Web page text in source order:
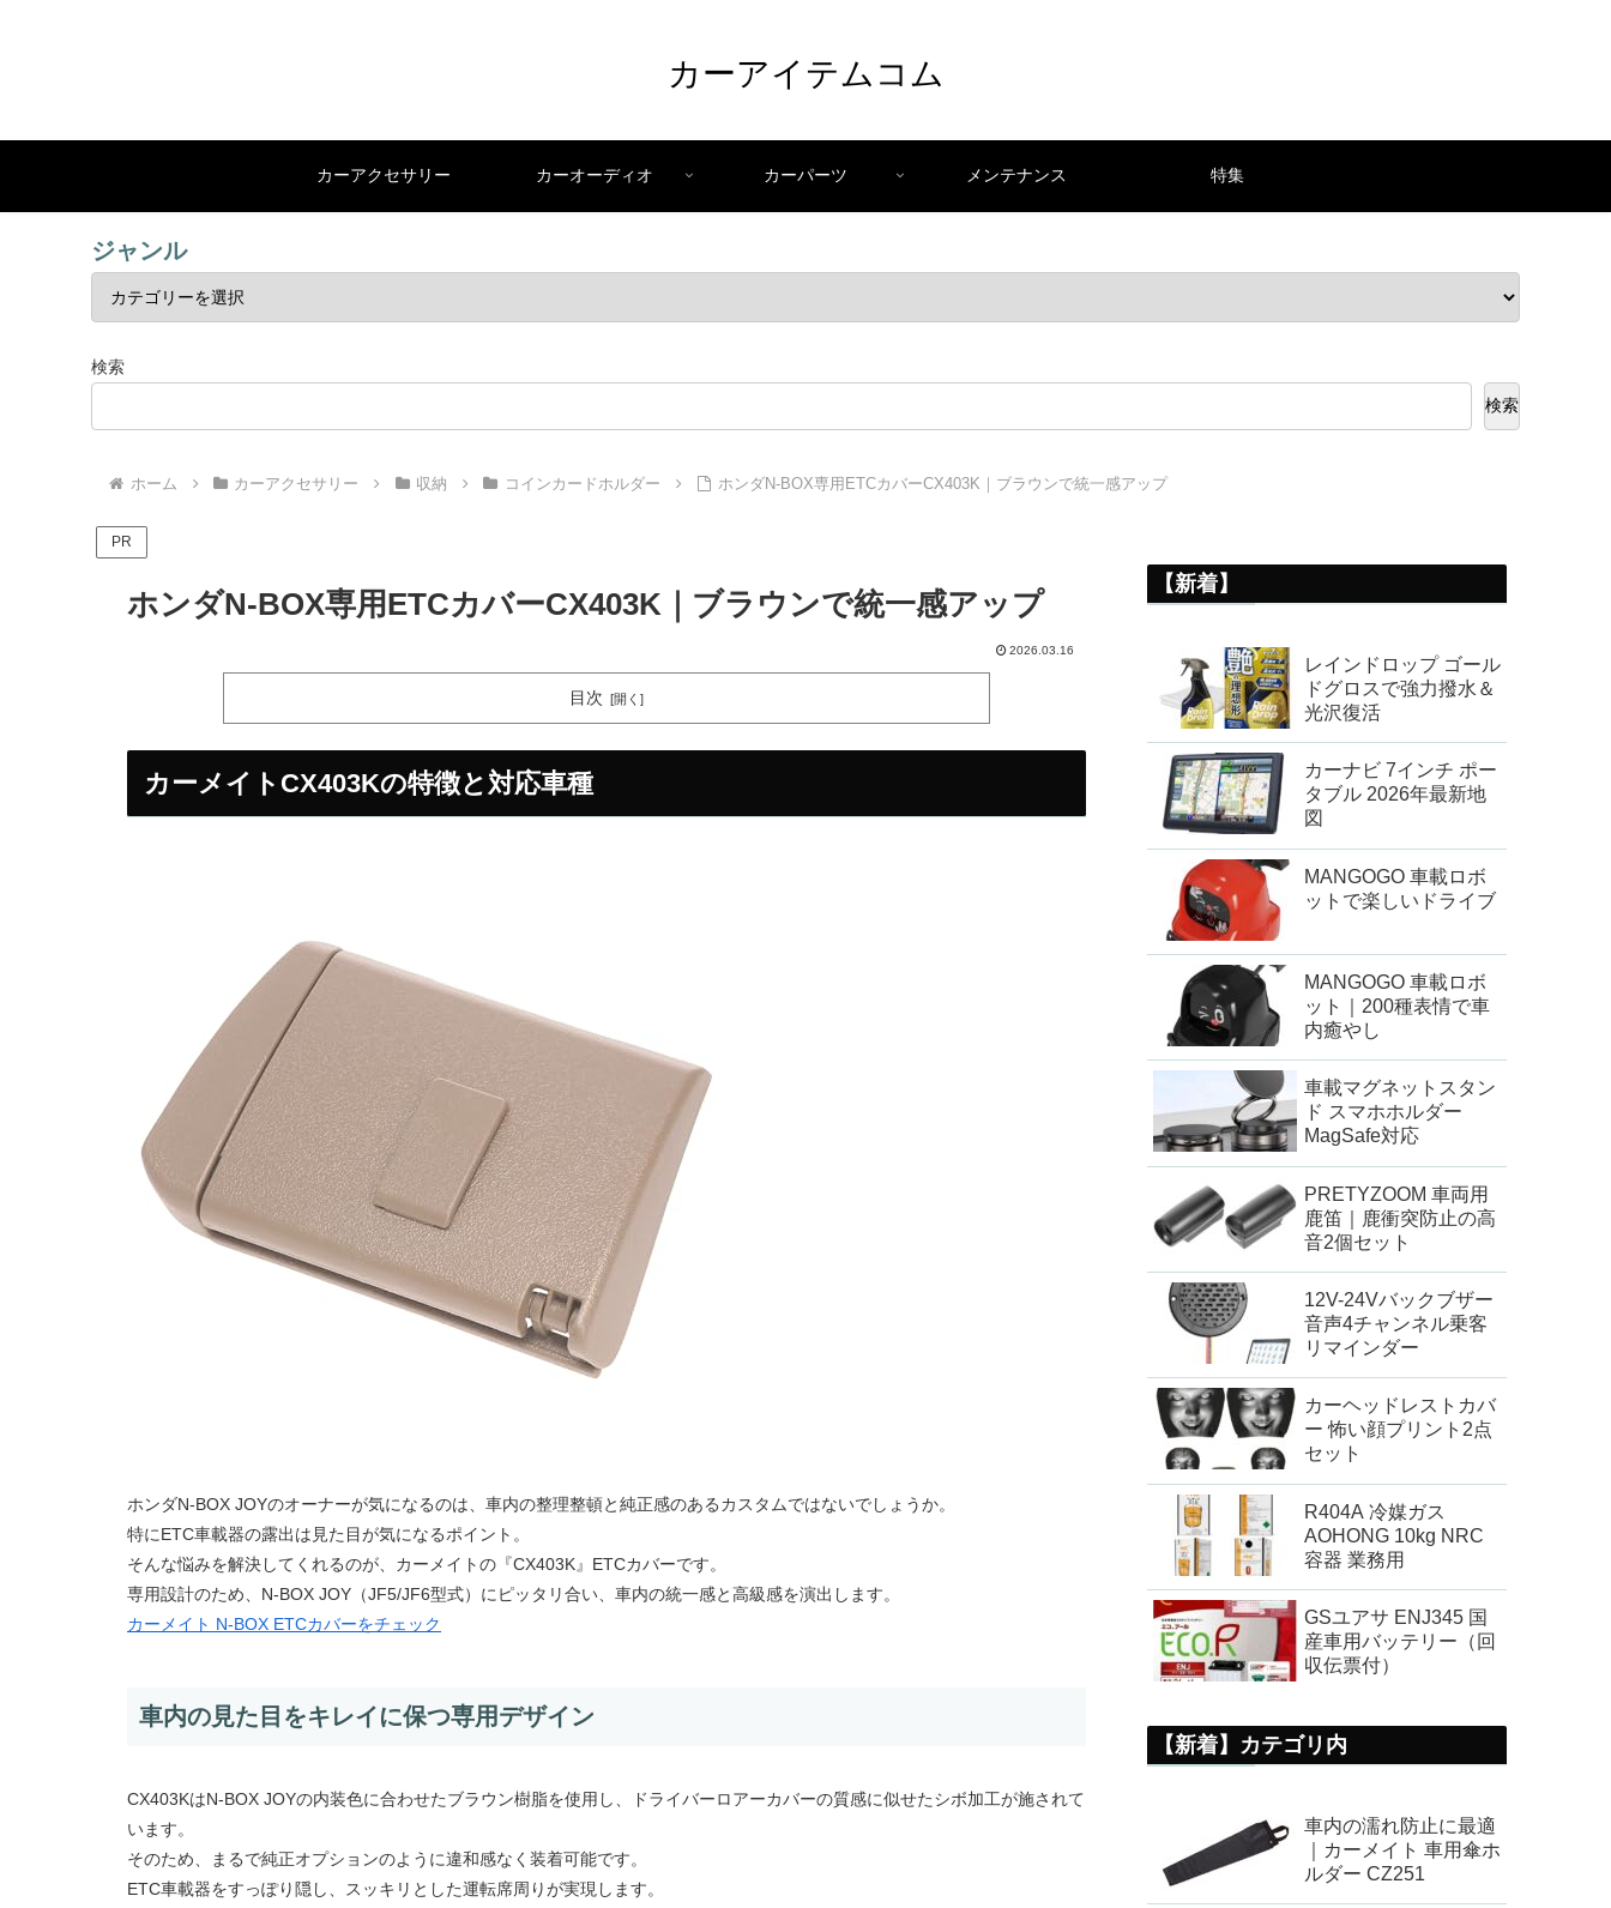
カーアイテムコム
カーアクセサリー カーオーディオ カーパーツ メンテナンス 特集
ジャンル
検索
検索
ホーム カーアクセサリー 収納 コインカードホルダー ホンダN-BOX専用ETCカバーCX403K｜ブラウンで統一感アップ
PR
ホンダN-BOX専用ETCカバーCX403K｜ブラウンで統一感アップ
2026.03.16
目次
カーメイトCX403Kの特徴と対応車種
ホンダN-BOX JOYのオーナーが気になるのは、車内の整理整頓と純正感のあるカスタムではないでしょうか。
特にETC車載器の露出は見た目が気になるポイント。
そんな悩みを解決してくれるのが、カーメイトの『CX403K』ETCカバーです。
専用設計のため、N-BOX JOY（JF5/JF6型式）にピッタリ合い、車内の統一感と高級感を演出します。
カーメイト N-BOX ETCカバーをチェック
車内の見た目をキレイに保つ専用デザイン
CX403KはN-BOX JOYの内装色に合わせたブラウン樹脂を使用し、ドライバーロアーカバーの質感に似せたシボ加工が施されて
います。
そのため、まるで純正オプションのように違和感なく装着可能です。
ETC車載器をすっぽり隠し、スッキリとした運転席周りが実現します。
【新着】
レインドロップ ゴール
ドグロスで強力撥水＆
光沢復活
カーナビ 7インチ ポー
タブル 2026年最新地
図
MANGOGO 車載ロボ
ットで楽しいドライブ
MANGOGO 車載ロボ
ット｜200種表情で車
内癒やし
車載マグネットスタン
ド スマホホルダー
MagSafe対応
PRETYZOOM 車両用
鹿笛｜鹿衝突防止の高
音2個セット
12V-24Vバックブザー
音声4チャンネル乗客
リマインダー
カーヘッドレストカバ
ー 怖い顔プリント2点
セット
R404A 冷媒ガス
AOHONG 10kg NRC
容器 業務用
GSユアサ ENJ345 国
産車用バッテリー（回
収伝票付）
【新着】カテゴリ内
車内の濡れ防止に最適
｜カーメイト 車用傘ホ
ルダー CZ251